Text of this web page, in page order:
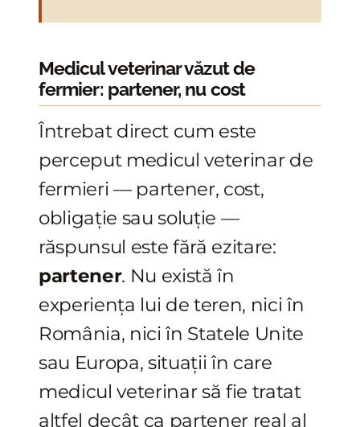
Medicul veterinar văzut de
fermier: partener, nu cost
Întrebat direct cum este
perceput medicul veterinar de
fermieri — partener, cost,
obligație sau soluție —
răspunsul este fără ezitare:
partener. Nu există în
experiența lui de teren, nici în
România, nici în Statele Unite
sau Europa, situații în care
medicul veterinar să fie tratat
altfel decât ca partener real al